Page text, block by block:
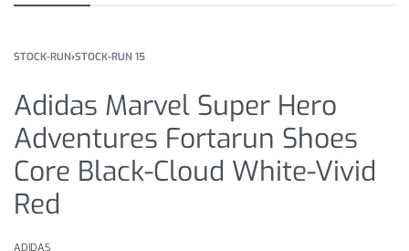
STOCK-RUN›STOCK-RUN 15
Adidas Marvel Super Hero
Adventures Fortarun Shoes
Core Black-Cloud White-Vivid
Red
ADIDAS